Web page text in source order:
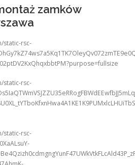
zamków